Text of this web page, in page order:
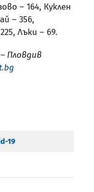
– 164, Куклен
– 356,
Лъки – 69.
Пловдив
19